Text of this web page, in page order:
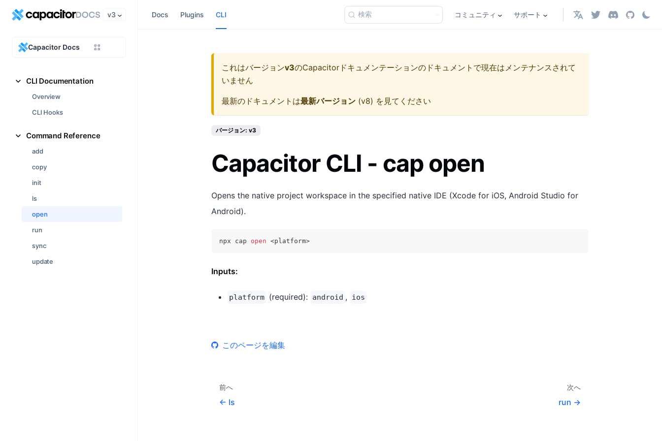
v3
Capacitor Docs
CLI Documentation
Overview
CLI Hooks
Command Reference
add
copy
init
ls
open
run
sync
update
Docs Plugins CLI 検索 コミュニティ サポート 日本語
これはバージョンv3のCapacitorドキュメンテーションのドキュメントで現在はメンテナンスされて
いません
最新のドキュメントは最新バージョン (v8) を見てください
バージョン: v3
Capacitor CLI - cap open
Opens the native project workspace in the specified native IDE (Xcode for iOS, Android Studio for
Android).
npx cap open <platform>
Inputs:
platform (required): android , ios
このページを編集
前へ
ls
次へ
run